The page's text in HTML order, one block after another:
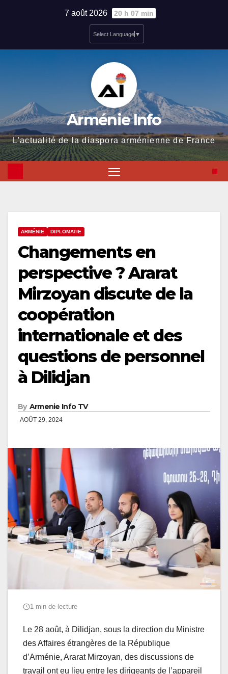
7 août 2026 20 h 07 min
Select Language ▼
Arménie Info
L'actualité de la diaspora arménienne de France
ARMÉNIE DIPLOMATIE
Changements en
perspective ? Ararat
Mirzoyan discute de la
coopération
internationale et des
questions de personnel
à Dilidjan
By Armenie Info TV
AOÛT 29, 2024
1 min de lecture
Le 28 août, à Dilidjan, sous la direction du Ministre
des Affaires étrangères de la République
d’Arménie, Ararat Mirzoyan, des discussions de
travail ont eu lieu entre les dirigeants de l’appareil